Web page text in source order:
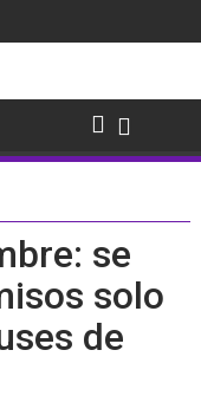
se
solo
de